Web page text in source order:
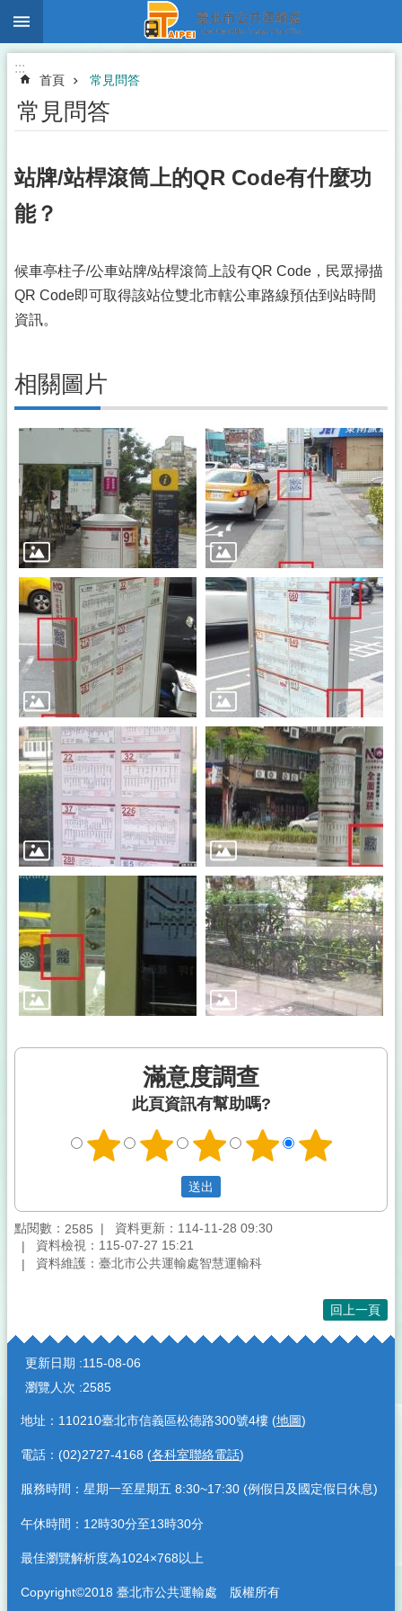
跳到主要內容區塊
:::
首頁 常見問答
常見問答
站牌/站桿滾筒上的QR Code有什麼功
能？
候車亭柱子/公車站牌/站桿滾筒上設有QR Code，民眾掃描
QR Code即可取得該站位雙北市轄公車路線預估到站時間
資訊。
相關圖片
滿意度調查
此頁資訊有幫助嗎?
點閱數： 2585
資料更新：114-11-28 09:30
資料檢視：115-07-27 15:21
資料維護：臺北市公共運輸處智慧運輸科
回上一頁
:::
更新日期
115-08-06
瀏覽人次
2585
地址：110210臺北市信義區松德路300號4樓 (地圖)
電話：(02)2727-4168 (各科室聯絡電話)
服務時間：星期一至星期五 8:30~17:30 (例假日及國定假日休息)
午休時間：12時30分至13時30分
最佳瀏覽解析度為1024×768以上
Copyright©2018 臺北市公共運輸處 版權所有